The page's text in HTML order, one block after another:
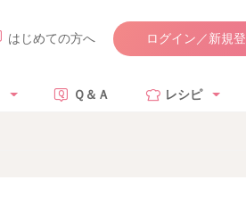
はじめての方へ ログイン／新規
Ｑ＆Ａ レシピ